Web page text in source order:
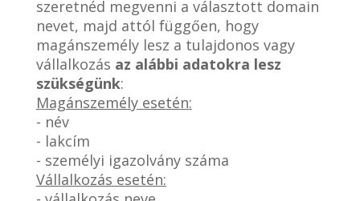
szeretnéd megvenni a választott domain
nevet, majd attól függően, hogy
magánszemély lesz a tulajdonos vagy
vállalkozás az alábbi adatokra lesz
szükségünk:
Magánszemély esetén:
- név
- lakcím
- személyi igazolvány száma
Vállalkozás esetén: